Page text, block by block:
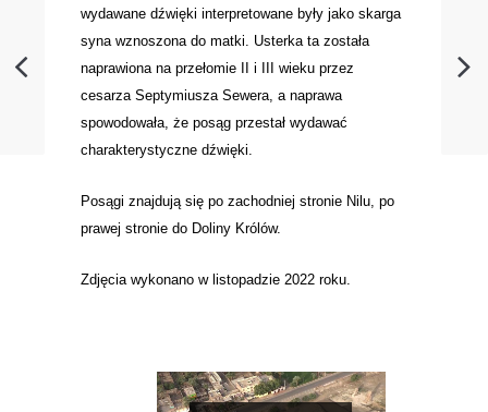
wydawane dźwięki interpretowane były jako skarga
syna wznoszona do matki. Usterka ta została
naprawiona na przełomie II i III wieku przez
cesarza Septymiusza Sewera, a naprawa
spowodowała, że posąg przestał wydawać
charakterystyczne dźwięki.
Posągi znajdują się po zachodniej stronie Nilu, po
prawej stronie do Doliny Królów.
Zdjęcia wykonano w listopadzie 2022 roku.